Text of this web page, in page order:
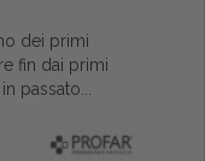
dei primi
fin dai primi
passato...